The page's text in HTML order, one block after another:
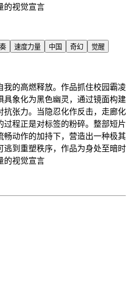
的视觉宣言
速度力量 中国 奇幻
觉醒
我的高燃释放。作品抓住校园霸凌
具象化为黑色幽灵，通过镜面构建
抗张力。当隐忍化作反击，走廊化
过程正是对标签的粉碎。整部短片
畅动作的加持下，营造出一种极其
逃到重塑秩序，作品为身处至暗时
的视觉宣言